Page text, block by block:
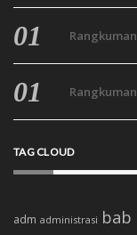
TAG CLOUD
adm administrasi bab